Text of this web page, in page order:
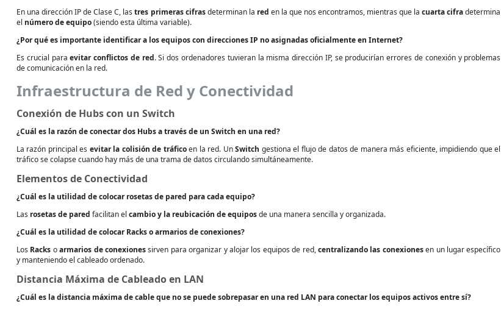
En una dirección IP de Clase C, lastres primeras cifrasdeterminan la red en la que nos encontramos, mientras que lacuarta cifradetermina
el número de equipo(siendo esta última variable).
¿Por qué es importante identificar a los equipos con direcciones IP no asignadas oficialmente en Internet?
Es crucial paraevitar conflictos de red. Si dos ordenadores tuvieran la misma dirección IP, se producirían errores de conexión y problemas
de comunicación en la red.
Infraestructura de Red y Conectividad
Conexión de Hubs con un Switch
¿Cuál es la razón de conectar dos Hubsa través de un Switch en una red?
La razón principal es evitar la colisión de tráficoen la red. UnSwitch gestiona el flujo de datos de manera más eficiente, impidiendo que el
tráfico se colapse cuando hay más de una trama de datos circulando simultáneamente.
Elementos de Conectividad
¿Cuál es la utilidad de colocarrosetas de pared para cada equipo?
Las rosetas de pared facilitan el cambio y la reubicación de equiposde una manera sencilla y organizada.
¿Cuál es la utilidad de colocarRacksoarmarios de conexiones?
Los Racks oarmarios de conexionessirven para organizar y alojar los equipos de red,centralizando las conexionesen un lugar específico
y manteniendo el cableado ordenado.
Distancia Máxima de Cableado en LAN
¿Cuál es la distancia máxima de cable que no se puede sobrepasar en una red LAN para conectar los equipos activos entre sí?